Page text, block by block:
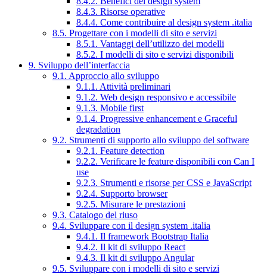
8.4.3. Risorse operative
8.4.4. Come contribuire al design system .italia
8.5. Progettare con i modelli di sito e servizi
8.5.1. Vantaggi dell’utilizzo dei modelli
8.5.2. I modelli di sito e servizi disponibili
9. Sviluppo dell’interfaccia
9.1. Approccio allo sviluppo
9.1.1. Attività preliminari
9.1.2. Web design responsivo e accessibile
9.1.3. Mobile first
9.1.4. Progressive enhancement e Graceful
degradation
9.2. Strumenti di supporto allo sviluppo del software
9.2.1. Feature detection
9.2.2. Verificare le feature disponibili con Can I
use
9.2.3. Strumenti e risorse per CSS e JavaScript
9.2.4. Supporto browser
9.2.5. Misurare le prestazioni
9.3. Catalogo del riuso
9.4. Sviluppare con il design system .italia
9.4.1. Il framework Bootstrap Italia
9.4.2. Il kit di sviluppo React
9.4.3. Il kit di sviluppo Angular
9.5. Sviluppare con i modelli di sito e servizi